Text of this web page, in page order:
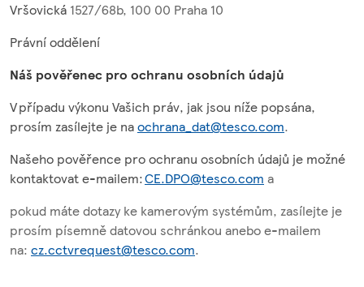
Vršovická 1527/68b, 100 00 Praha 10
Právní oddělení
Náš pověřenec pro ochranu osobních údajů
V případu výkonu Vašich práv, jak jsou níže popsána,
prosím zasílejte je naochrana_dat@tesco.com.
Našeho pověřence pro ochranu osobních údajů je možné
kontaktovat e-mailem:CE.DPO@tesco.com a
pokud máte dotazy ke kamerovým systémům, zasílejte je
prosím písemně datovou schránkou anebo e-mailem
na: cz.cctvrequest@tesco.com.